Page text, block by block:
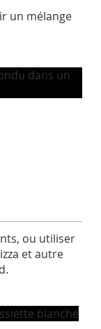
un mélange
ou utiliser
et autre